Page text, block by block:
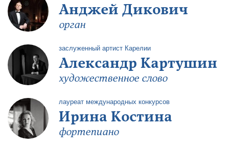
Анджей Дикович
орган
заслуженный артист Карелии
Александр Картушин
художественное слово
лауреат международных конкурсов
Ирина Костина
фортепиано